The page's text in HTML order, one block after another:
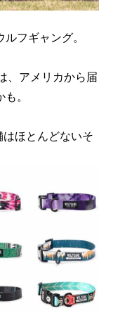
フギャング。
、アメリカから届
。
ほとんどないそ